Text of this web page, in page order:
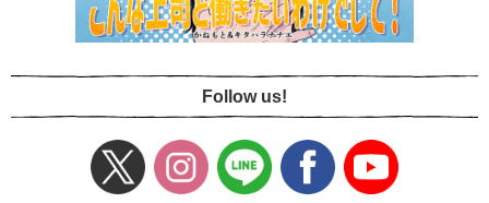
Follow us!